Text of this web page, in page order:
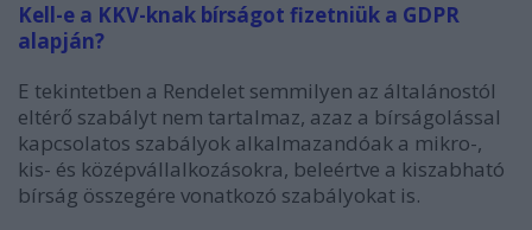
Kell-e a KKV-knak bírságot fizetniük a GDPR
alapján?
E tekintetben a Rendelet semmilyen az általánostól
eltérő szabályt nem tartalmaz, azaz a bírságolással
kapcsolatos szabályok alkalmazandóak a mikro-,
kis- és középvállalkozásokra, beleértve a kiszabható
bírság összegére vonatkozó szabályokat is.